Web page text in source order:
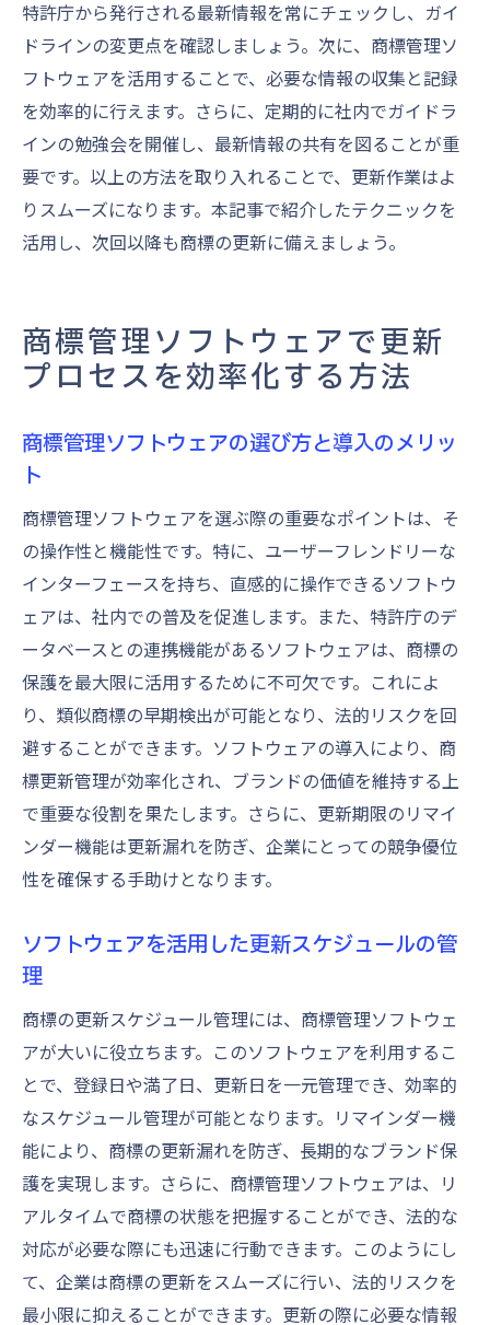
特許庁から発行される最新情報を常にチェックし、ガイ
ドラインの変更点を確認しましょう。次に、商標管理ソ
フトウェアを活用することで、必要な情報の収集と記録
を効率的に行えます。さらに、定期的に社内でガイドラ
インの勉強会を開催し、最新情報の共有を図ることが重
要です。以上の方法を取り入れることで、更新作業はよ
りスムーズになります。本記事で紹介したテクニックを
活用し、次回以降も商標の更新に備えましょう。
商標管理ソフトウェアで更新
プロセスを効率化する方法
商標管理ソフトウェアの選び方と導入のメリッ
ト
商標管理ソフトウェアを選ぶ際の重要なポイントは、そ
の操作性と機能性です。特に、ユーザーフレンドリーな
インターフェースを持ち、直感的に操作できるソフトウ
ェアは、社内での普及を促進します。また、特許庁のデ
ータベースとの連携機能があるソフトウェアは、商標の
保護を最大限に活用するために不可欠です。これによ
り、類似商標の早期検出が可能となり、法的リスクを回
避することができます。ソフトウェアの導入により、商
標更新管理が効率化され、ブランドの価値を維持する上
で重要な役割を果たします。さらに、更新期限のリマイ
ンダー機能は更新漏れを防ぎ、企業にとっての競争優位
性を確保する手助けとなります。
ソフトウェアを活用した更新スケジュールの管
理
商標の更新スケジュール管理には、商標管理ソフトウェ
アが大いに役立ちます。このソフトウェアを利用するこ
とで、登録日や満了日、更新日を一元管理でき、効率的
なスケジュール管理が可能となります。リマインダー機
能により、商標の更新漏れを防ぎ、長期的なブランド保
護を実現します。さらに、商標管理ソフトウェアは、リ
アルタイムで商標の状態を把握することができ、法的な
対応が必要な際にも迅速に行動できます。このようにし
て、企業は商標の更新をスムーズに行い、法的リスクを
最小限に抑えることができます。更新の際に必要な情報